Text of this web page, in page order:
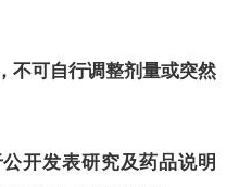
不可自行调整剂量或突然
开发表研究及药品说明